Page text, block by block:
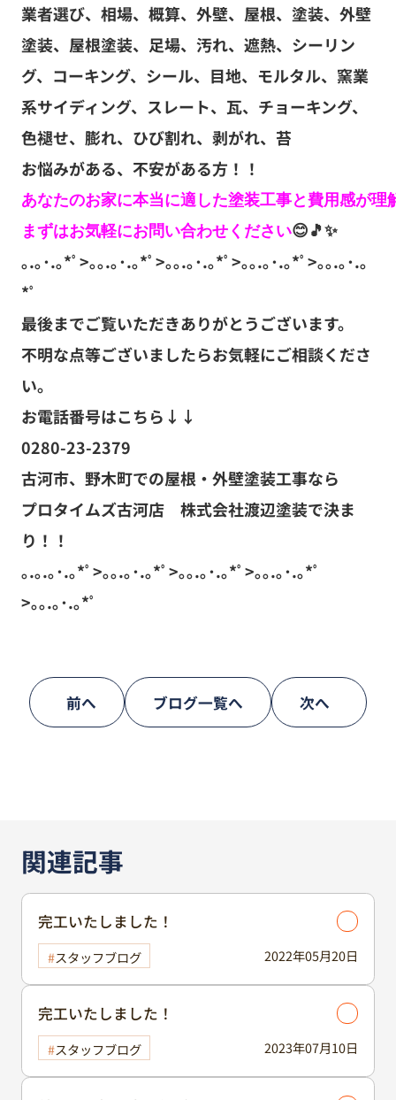
業者選び、相場、概算、外壁、屋根、塗装、外壁
塗装、屋根塗装、足場、汚れ、遮熱、シーリン
グ、コーキング、シール、目地、モルタル、窯業
系サイディング、スレート、瓦、チョーキング、
色褪せ、膨れ、ひび割れ、剥がれ、苔
お悩みがある、不安がある方！！
あなたのお家に本当に適した塗装工事と費用感が理
まずはお気軽にお問い合わせください
😊🎵✨
｡.｡･.｡*ﾟ>｡｡.｡･.｡*ﾟ>｡｡.｡･.｡*ﾟ>｡｡.｡･.｡*ﾟ>｡｡.｡･.｡
*ﾟ
最後までご覧いただきありがとうございます。
不明な点等ございましたらお気軽にご相談くださ
い。
お電話番号はこちら↓↓
0280-23-2379
古河市、野木町での屋根・外壁塗装工事なら
プロタイムズ古河店 株式会社渡辺塗装で決ま
り！！
｡.｡.｡･.｡*ﾟ>｡｡.｡･.｡*ﾟ>｡｡.｡･.｡*ﾟ>｡｡.｡･.｡*ﾟ
>｡｡.｡･.｡*ﾟ
前へ ブログ一覧へ 次へ
関連記事
2022年05月20日
完工いたしました！
スタッフブログ
2023年07月10日
完工いたしました！
スタッフブログ